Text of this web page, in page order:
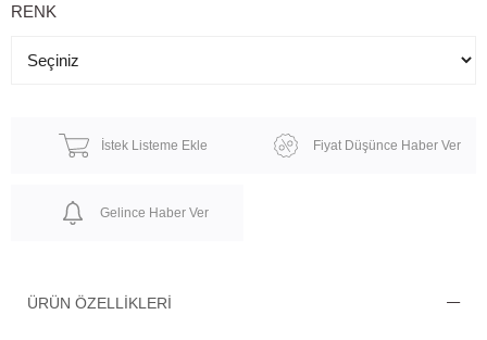
RENK
İstek Listeme Ekle Fiyat Düşünce Haber Ver
Gelince Haber Ver
ÜRÜN ÖZELLIKLERI